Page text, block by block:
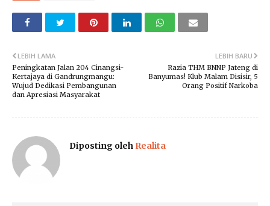
LEBIH BARU
Razia THM BNNP Jateng di
Banyumas! Klub Malam Disisir, 5
Orang Positif Narkoba
LEBIH LAMA
Peningkatan Jalan 204 Cinangsi-
Kertajaya di Gandrungmangu:
Wujud Dedikasi Pembangunan
dan Apresiasi Masyarakat
Diposting oleh Realita